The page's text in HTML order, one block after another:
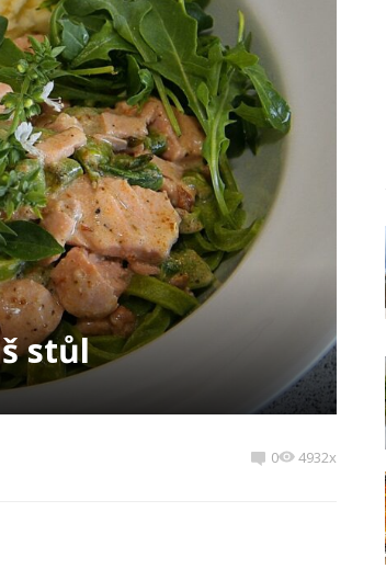
stůl
0 4932x